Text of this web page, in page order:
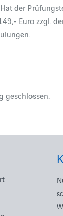
der
Euro zzgl.
geschlossen.